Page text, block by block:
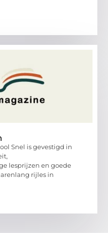
Snel is gevestigd in
lesprijzen en goede
rijles in